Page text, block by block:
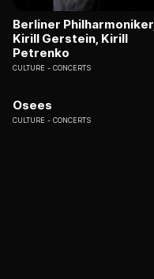
Berliner Philharmoniker,
Kirill Gerstein, Kirill
Petrenko
CULTURE CONCERTS
Osees
CULTURE CONCERTS